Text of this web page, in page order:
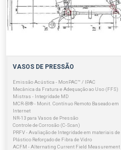
VASOS DE PRESSÃO
Emissão Acústica - MonPAC™ / IPAC
Mecânica da Fratura e Adequação ao Uso (FFS)
Mistras - Integridade MD
MCR-BI® - Monit. Contínuo Remoto Baseado em
Internet
NR-13 para Vasos de Pressão
Controle de Corrosão (C-Scan)
PRFV - Avaliação de Integridade em materiais de
Plástico Reforçado de Fibra de Vidro
ACFM - Alternating Current Field Measurement